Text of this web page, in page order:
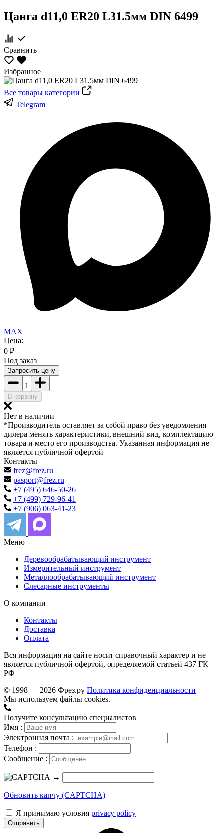
Цанга d11,0 ER20 L31.5мм DIN 6499
Сравнить
Избранное
Все товары категории
Telegram
MAX
Цена:
0 ₽
Под заказ
Запросить цену
1
В корзину
Нет в наличии
*Производитель оставляет за собой право без уведомления
дилера менять характеристики, внешний вид, комплектацию
товара и место его производства. Указанная информация не
является публичной офертой
Контакты
frez@frez.ru
pasport@frez.ru
+7 (495) 646-50-26
+7 (499) 729-96-41
+7 (906) 063-41-23
Меню
Деревообрабатывающий инструмент
Измерительный инструмент
Металлообрабатывающий инструмент
Слесарные инструменты
О компании
Контакты
Доставка
Оплата
Вся информация на сайте носит справочный характер и не
является публичной офертой, определяемой статьей 437 ГК
РФ
© 1998 — 2026 Фрез.ру Политика конфиденциальности
Мы используем файлы cookies.
Получите консультацию специалистов
Имя :
Электронная почта :
Телефон :
Сообщение :
→
Обновить капчу (CAPTCHA)
Я принимаю условия privacy policy
Отправить